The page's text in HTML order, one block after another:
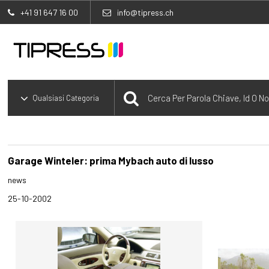
+41 91 647 16 00 info@tipress.ch
Garage Winteler: prima Mybach auto di lusso
news
25-10-2002